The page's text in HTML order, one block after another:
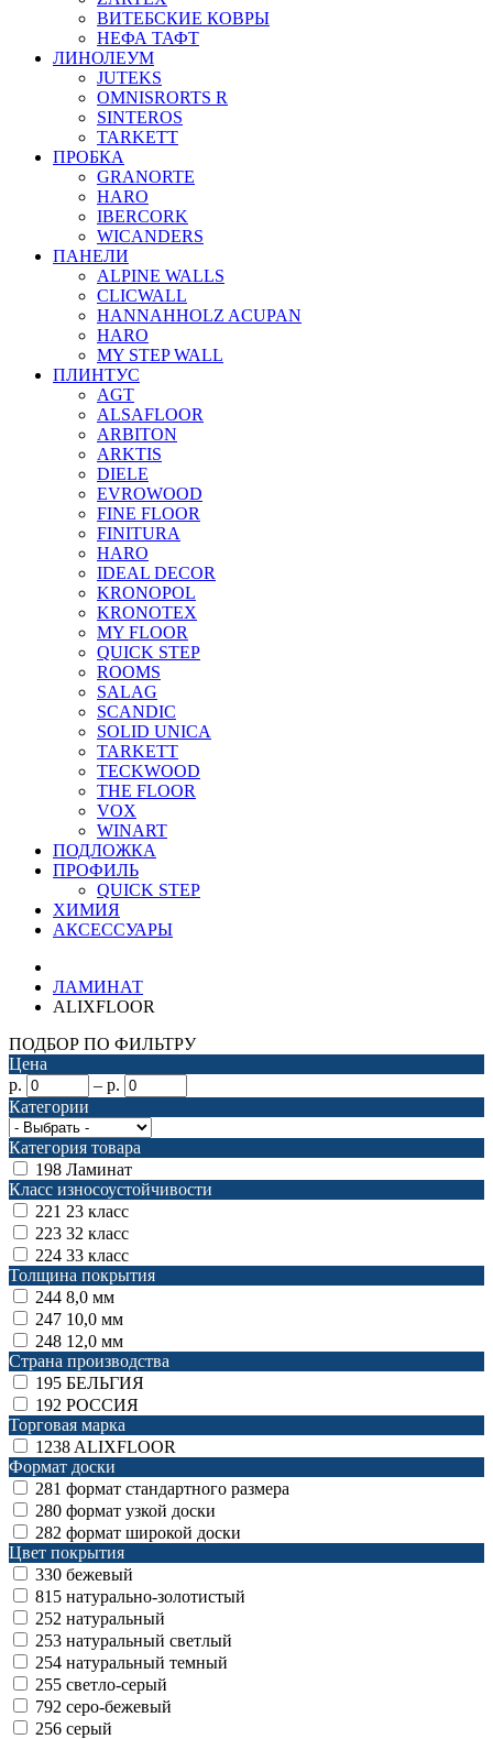
ВИТЕБСКИЕ КОВРЫ
НЕФА ТАФТ
ЛИНОЛЕУМ
JUTEKS
OMNISRORTS R
SINTEROS
TARKETT
ПРОБКА
GRANORTE
HARO
IBERCORK
WICANDERS
ПАНЕЛИ
ALPINE WALLS
CLICWALL
HANNAHHOLZ ACUPAN
HARO
MY STEP WALL
ПЛИНТУС
AGT
ALSAFLOOR
ARBITON
ARKTIS
DIELE
EVROWOOD
FINE FLOOR
FINITURA
HARO
IDEAL DECOR
KRONOPOL
KRONOTEX
MY FLOOR
QUICK STEP
ROOMS
SALAG
SCANDIC
SOLID UNICA
TARKETT
TECKWOOD
THE FLOOR
VOX
WINART
ПОДЛОЖКА
ПРОФИЛЬ
QUICK STEP
ХИМИЯ
АКСЕССУАРЫ
ЛАМИНАТ
ALIXFLOOR
ПОДБОР ПО ФИЛЬТРУ
Цена
р.
– р.
Категории
Категория товара
198 Ламинат
Класс износоустойчивости
221 23 класс
223 32 класс
224 33 класс
Толщина покрытия
244 8,0 мм
247 10,0 мм
248 12,0 мм
Страна производства
195 БЕЛЬГИЯ
192 РОССИЯ
Торговая марка
1238 ALIXFLOOR
Формат доски
281 формат стандартного размера
280 формат узкой доски
282 формат широкой доски
Цвет покрытия
330 бежевый
815 натурально-золотистый
252 натуральный
253 натуральный светлый
254 натуральный темный
255 светло-серый
792 серо-бежевый
256 серый